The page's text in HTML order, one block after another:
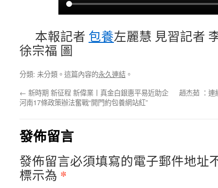
本報記者 包養左麗慧 見習記者
徐宗福 圖
分類: 未分類。這篇內容的永久連結 。
← 新時期 新征程 新偉業丨真金白銀惠平易近助企
河南17條政策辦法奮戰“開門約包養網站紅”
趙杰茹 ：連
發佈留言
發佈留言必須填寫的電子郵件地址
標示為 *